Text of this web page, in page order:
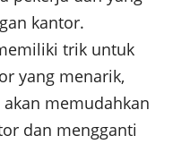
kantor.
trik untuk
yang menarik,
memudahkan
dan mengganti